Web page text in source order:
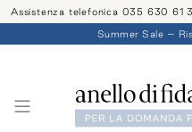
Assistenza telefonica 035 630 61
Summer Sale –